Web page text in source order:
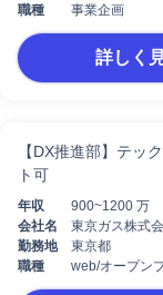
職種
事業企画
詳しく
【DX推進部】テ
ト可
年収
900~1200 万
会社名
東京ガス株式
勤務地
東京都
職種
web/オープン